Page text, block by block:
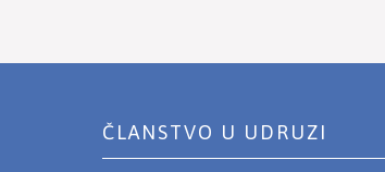
ČLANSTVO U UDRUZI